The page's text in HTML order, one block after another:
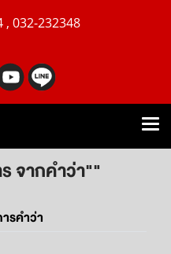
, 032-232348
จากคำว่า""
รคำว่า